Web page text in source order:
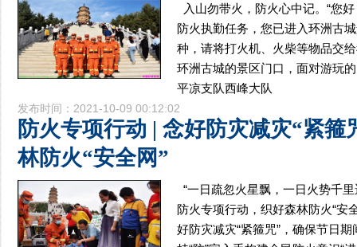
入山勿带火，防火心中记。“您
防火执勤任务，您已进入环洲古
种，请将打火机、火柴等物品交
环洲古城的景区门口，面对游玩
平凉支队西峰大队
发布时间：2021-10-09 00:12:02
防火专项行动 | 念好防灾减灾“紧箍
林防火“安全网”
“一日疏忽火星飘，一日火势千
防火专项行动，织好森林防火“安
好防灾减灾“紧箍咒”，确保节日